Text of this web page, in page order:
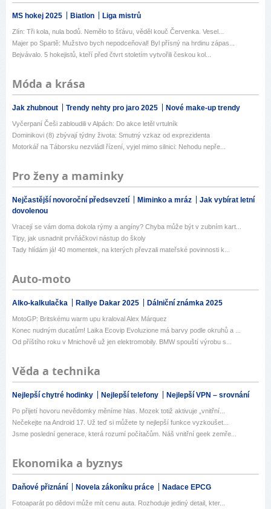
MS hokej 2025 Biatlon Liga mistrů
Zlín: Tři kola, nula bodů. Nemělo to šťávu, věděl kouč Červenka. Vesel...
Majer po Spartě: Mužstvo bych nepodceňoval! Byl přísný na hrdinu zápas...
Bejvávalo. 5 hokejistů, kteří před čtvrt stoletím vytvořili českou kol...
Móda a krása
Jak zhubnout Trendy nehty pro jaro 2025 Nové make-up trendy
Vyčerpaní Češi zabloudili v Alpách: Do akce letěl vrtulník
Dominikovi (8) zbývají týdny života: Smutný vzkaz od exprezidenta
Motorkář na Táborsku nezvládl řízení, vyjel mimo silnici: Nehodu nepře...
Pro ženy a maminky
Nejčastější novoroční předsevzetí Miminko a mráz
Jak vybírat letní
dovolenou
Vracejí se vám doma dokola rýmy a angíny? Chyba může být v zubním kart...
Tipy, jak usnadnit prvňáčkovi nástup do školy
Tady hlídám já! 40 momentek, na kterých převzali mateřské povinnosti k...
Auto-moto
Alko-kalkulačka Rallye Dakar 2025 Dálniční známka 2025
MotoGP: Britskému warm upu kraloval Alex Márquez
Konec nudným ducatům! Laika Ecovip Evoluzione má barvy podle okruhů a ...
Od příštího roku v Mnichově už jen elektromobily. BMW spouští výrobu s...
Věda a technika
Nejlepší chytré hodinky Nejlepší telefony Nejlepší VPN – srovnání
Po přijetí hovoru nevědomky měníme hlas. Mozek totiž aktivuje „vnitřní...
Nečekejte na Android 17. Už teď si můžete ty nejlepší funkce vyzkoušet...
Jsme poslední generace, která rozumí počítačům. Náš vnitřní geek zemře...
Ekonomika a byznys
Daňové přiznání Novela zákoníku práce Nadace EPCG
Fotoaparát po dědovi může mít cenu auta. Rozhoduje jediný detail, kter...